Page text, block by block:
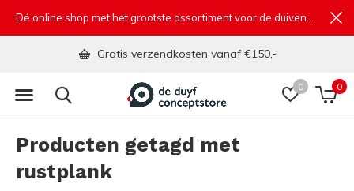
0 0
Gratis verzendkosten vanaf €150,-
Producten getagd met
rustplank